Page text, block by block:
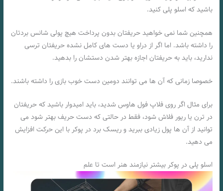
باشید که اسلو پلی کنید.
همچنین شما نمی خواهید حریفتان بدون پرداخت هیچ پولی شانس بردتان
را داشته باشد. اما اگر از دراو یا دست های کامل نشده حریفتان ترسی
ندارید، باید به حریفتان اجازه بهتر شدن دستشان را بدهید.
خصوصا زمانی که آن ها می توانند دومین دست خوب بازی را داشته باشند.
برای مثال اگر روی فلاپ فول هاوس شدید، باید امیدوار باشید که حریفتان
در ترن یا ریور فلاش شود، فقط در حالتی که دست حریف بهتر شود می
توانید از آن ها پول زیادی ببرید و ریسک برد در پوکر با این حرکت افزایش
می دهید.
اسلو پلی در پوکر بیشتر نیازمند هنر است تا علم